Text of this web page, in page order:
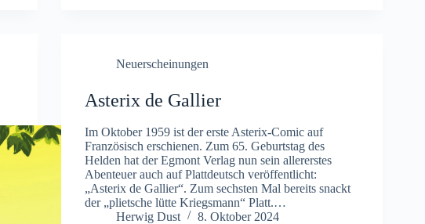
Neuerscheinungen
Asterix de Gallier
Im Oktober 1959 ist der erste Asterix-Comic auf
Französisch erschienen. Zum 65. Geburtstag des
Helden hat der Egmont Verlag nun sein allererstes
Abenteuer auch auf Plattdeutsch veröffentlicht:
„Asterix de Gallier“. Zum sechsten Mal bereits snackt
der „plietsche lütte Kriegsmann“ Platt.…
Herwig Dust
8. Oktober 2024